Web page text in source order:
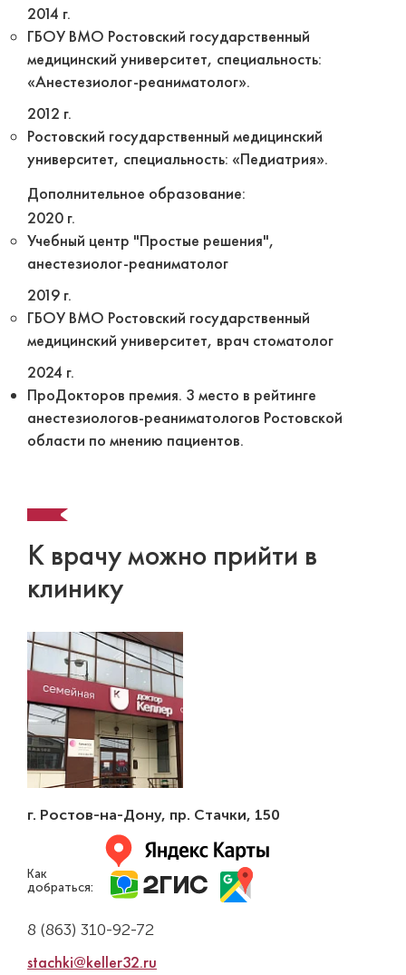
2014 г.
ГБОУ ВМО Ростовский государственный
медицинский университет, специальность:
«Анестезиолог-реаниматолог».
2012 г.
Ростовский государственный медицинский
университет, специальность: «Педиатрия».
Дополнительное образование:
2020 г.
Учебный центр "Простые решения",
анестезиолог-реаниматолог
2019 г.
ГБОУ ВМО Ростовский государственный
медицинский университет, врач стоматолог
2024 г.
ПроДокторов премия. 3 место в рейтинге
анестезиологов-реаниматологов Ростовской
области по мнению пациентов.
К врачу можно прийти в
клинику
г. Ростов-на-Дону, пр. Стачки, 150
Как
добраться:
8 (863) 310-92-72
stachki@keller32.ru